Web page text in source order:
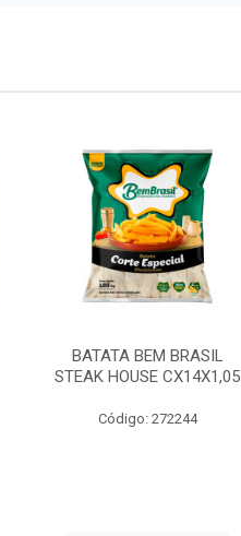
BATATA BEM BRASIL
STEAK HOUSE CX14X1,05
Código: 272244